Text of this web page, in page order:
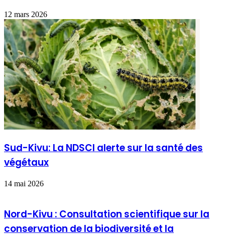
12 mars 2026
Sud-Kivu: La NDSCI alerte sur la santé des
végétaux
14 mai 2026
Nord-Kivu : Consultation scientifique sur la
conservation de la biodiversité et la